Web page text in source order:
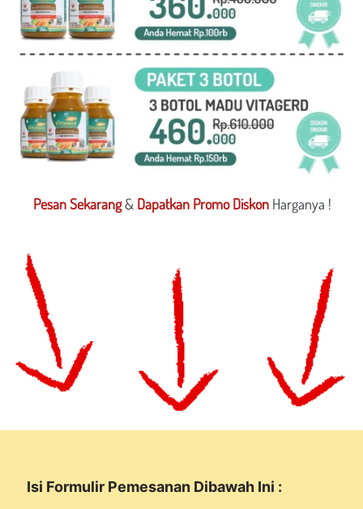
Pesan Sekarang & Dapatkan Promo Diskon Harganya !
Isi Formulir Pemesanan Dibawah Ini :